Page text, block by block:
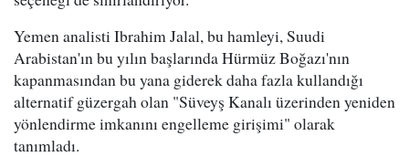
Yemen analisti Ibrahim Jalal, bu hamleyi, Suudi
Arabistan'ın bu yılın başlarında Hürmüz Boğazı'nın
kapanmasından bu yana giderek daha fazla kullandığı
alternatif güzergah olan "Süveyş Kanalı üzerinden yeniden
yönlendirme imkanını engelleme girişimi" olarak
tanımladı.